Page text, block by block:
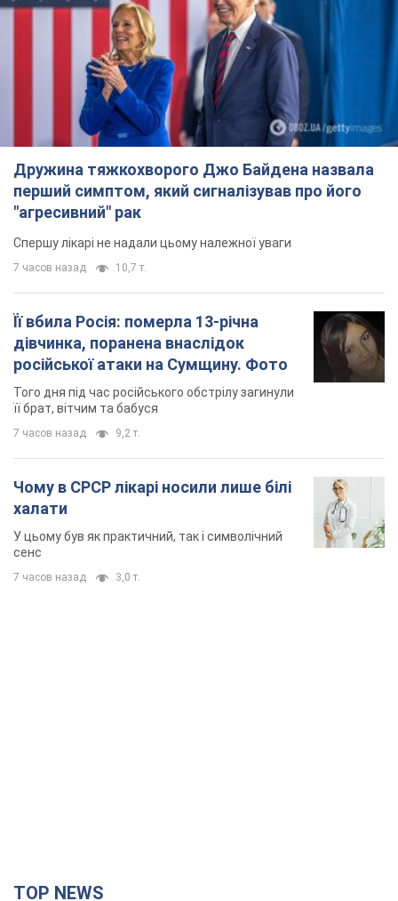
Спершу лікарі не надали цьому належної уваги
10,7 т.
Її вбила Росія: померла 13-річна
дівчинка, поранена внаслідок
російської атаки на Сумщину. Фото
Того дня під час російського обстрілу загинули
її брат, вітчим та бабуся
7 часов назад
Чому в СРСР лікарі носили лише білі
халати
сенс
7 часов назад 3,0 т.
Норвегія допоможе Україні з посиленням ППО і